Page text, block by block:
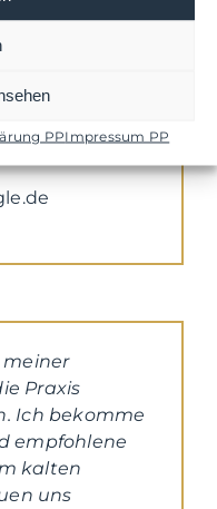
PPImpressum PP
Praxis
Ich bekomme
empfohlene
kalten
uns